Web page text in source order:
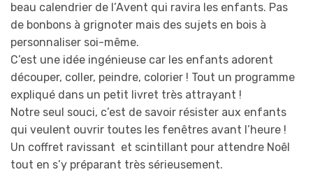
beau calendrier de l’Avent qui ravira les enfants. Pas
de bonbons à grignoter mais des sujets en bois à
personnaliser soi-même.
C’est une idée ingénieuse car les enfants adorent
découper, coller, peindre, colorier ! Tout un programme
expliqué dans un petit livret très attrayant !
Notre seul souci, c’est de savoir résister aux enfants
qui veulent ouvrir toutes les fenêtres avant l’heure !
Un coffret ravissant et scintillant pour attendre Noêl
tout en s’y préparant très sérieusement.